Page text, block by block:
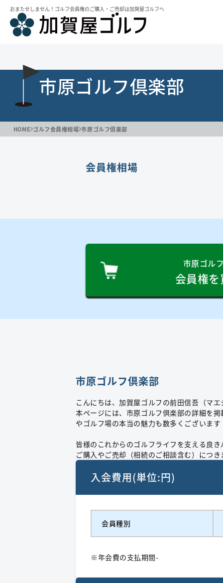
おまたせしません！ゴルフ会員権のご購⼊・ご売却は加賀屋ゴルフへ
市原ゴルフ倶楽部
HOME ゴルフ会員権相場 市原ゴルフ倶楽部
会員権相場
市原ゴル
会員権
市原ゴルフ倶楽部
こんにちは、加賀屋ゴルフの前田信吾（マエ
本ページには、市原ゴルフ倶楽部の詳細を
やゴルフ場の本当の魅力も数多くございま
皆様のこれからのゴルフライフを支える良
ご購入やご売却（相続のご相談含む）につ
入会費用(単位:円)
会員種別
※年会費の支払期間-